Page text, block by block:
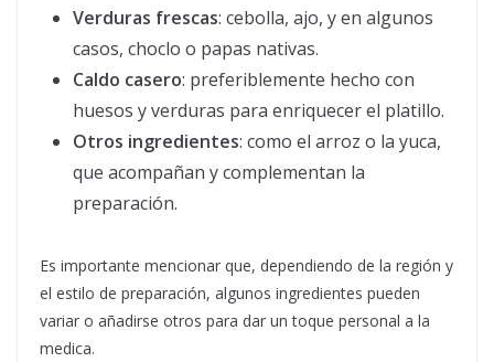
Verduras frescas: cebolla, ajo, y en algunos
casos, choclo o papas nativas.
Caldo casero: preferiblemente hecho con
huesos y verduras para enriquecer el platillo.
Otros ingredientes: como el arroz o la yuca,
que acompañan y complementan la
preparación.
Es importante mencionar que, dependiendo de la región y
el estilo de preparación, algunos ingredientes pueden
variar o añadirse otros para dar un toque personal a la
medica.